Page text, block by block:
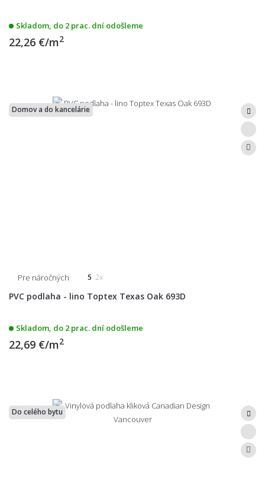
Skladom, do 2 prac. dní odošleme
22,26 €/m2
Domov a do kancelárie
Pre náročných 5 2x
PVC podlaha - lino Toptex Texas Oak 693D
Skladom, do 2 prac. dní odošleme
22,69 €/m2
Do celého bytu